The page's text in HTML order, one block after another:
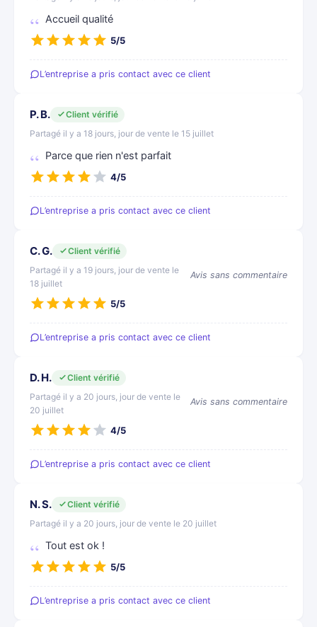
Accueil qualité
5/5
L’entreprise a pris contact avec ce client
P. B.
Client vérifié
Partagé il y a 18 jours, jour de vente le 15 juillet
Parce que rien n'est parfait
4/5
L’entreprise a pris contact avec ce client
C. G.
Client vérifié
Partagé il y a 19 jours, jour de vente le
18 juillet
Avis sans commentaire
5/5
L’entreprise a pris contact avec ce client
D. H.
Client vérifié
Partagé il y a 20 jours, jour de vente le
20 juillet
Avis sans commentaire
4/5
L’entreprise a pris contact avec ce client
N. S.
Client vérifié
Partagé il y a 20 jours, jour de vente le 20 juillet
Tout est ok !
5/5
L’entreprise a pris contact avec ce client